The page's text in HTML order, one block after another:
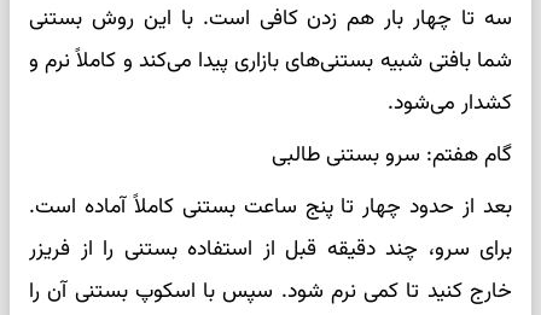
سه تا چهار بار هم زدن کافی است. با این روش بستنی
شما بافتی شبیه بستنی‌های بازاری پیدا می‌کند و کاملاً نرم و
کشدار می‌شود.
گام هفتم: سرو بستنی طالبی
بعد از حدود چهار تا پنج ساعت بستنی کاملاً آماده است.
برای سرو، چند دقیقه قبل از استفاده بستنی را از فریزر
خارج کنید تا کمی نرم شود. سپس با اسکوپ بستنی آن را